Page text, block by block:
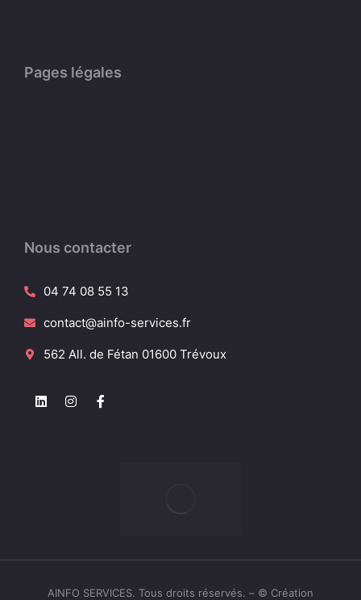
Pages légales
Nous contacter
04 74 08 55 13
contact@ainfo-services.fr
562 All. de Fétan 01600 Trévoux
AINFO SERVICES. Tous droits réservés. – © Création